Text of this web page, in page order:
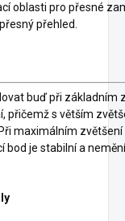
oblasti pro přesné
přehled.
buď při základním
přičemž s větším
maximálním
bod je stabilní a